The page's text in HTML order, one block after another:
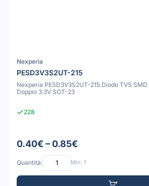
Nexperia
PESD3V3S2UT-215
Nexperia PESD3V3S2UT-215 Diodo TVS
Doppio 3.3V SOT-23
228
0.40€ – 0.85€
Quantità: Min: 1